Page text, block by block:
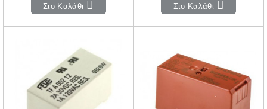
Στο Καλάθι Στο Καλάθι